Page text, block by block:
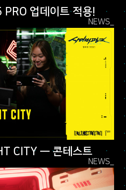
업데이트 적용!
NEWS_
CITY — 콘테스트
NEWS_